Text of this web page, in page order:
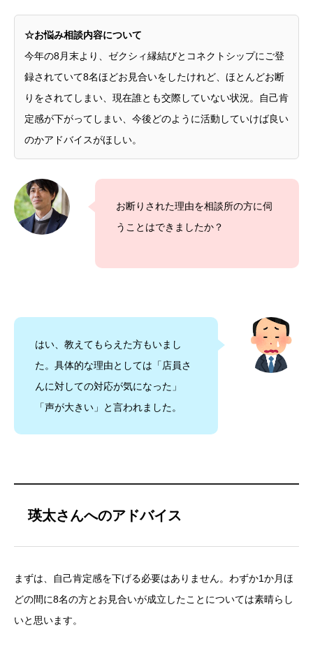
☆お悩み相談内容について
今年の8月末より、ゼクシィ縁結びとコネクトシップにご登
録されていて8名ほどお見合いをしたけれど、ほとんどお断
りをされてしまい、現在誰とも交際していない状況。自己肯
定感が下がってしまい、今後どのように活動していけば良い
のかアドバイスがほしい。
お断りされた理由を相談所の方に伺
うことはできましたか？
はい、教えてもらえた方もいまし
た。具体的な理由としては「店員さ
んに対しての対応が気になった」
「声が大きい」と言われました。
瑛太さんへのアドバイス
まずは、自己肯定感を下げる必要はありません。わずか1か月ほ
どの間に8名の方とお見合いが成立したことについては素晴らし
いと思います。